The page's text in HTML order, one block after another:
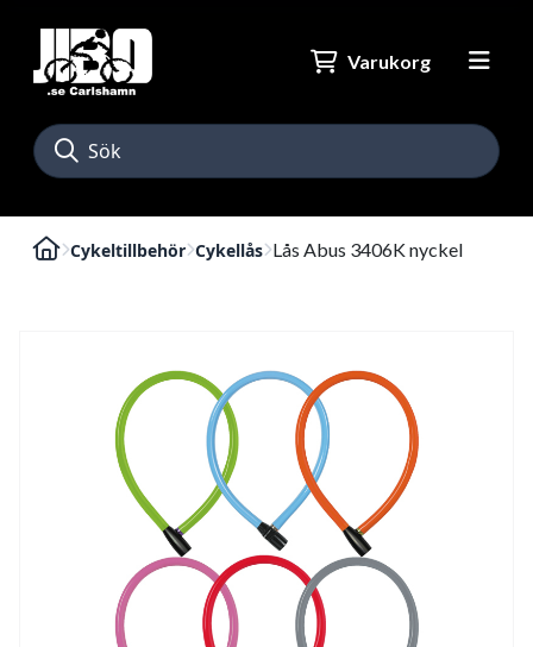
Varukorg
Cykeltillbehör Cykellås Lås Abus 3406K nyckel